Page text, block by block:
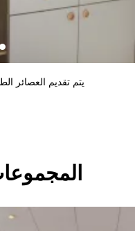
يتم تقديم العصائر